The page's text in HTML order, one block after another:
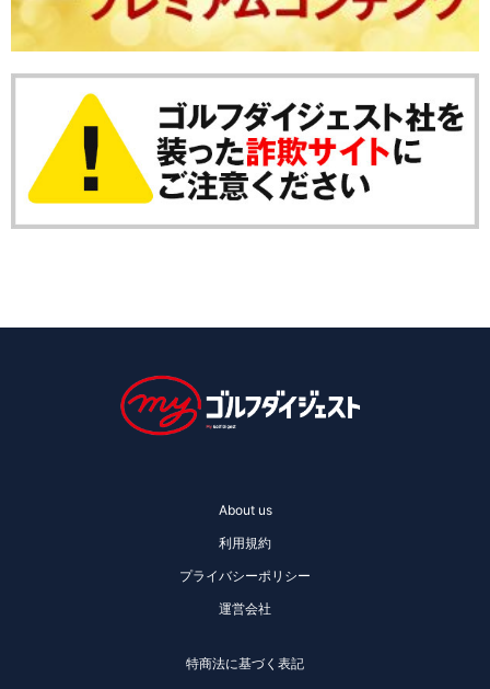
About us
利用規約
プライバシーポリシー
運営会社
特商法に基づく表記